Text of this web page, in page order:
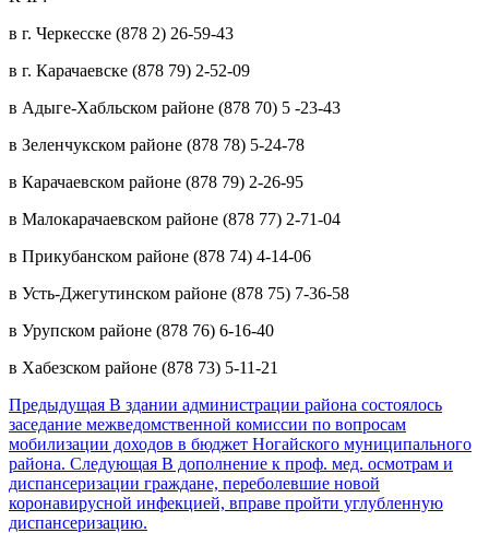
в г. Черкесске (878 2) 26-59-43
в г. Карачаевске (878 79) 2-52-09
в Адыге-Хабльском районе (878 70) 5 -23-43
в Зеленчукском районе (878 78) 5-24-78
в Карачаевском районе (878 79) 2-26-95
в Малокарачаевском районе (878 77) 2-71-04
в Прикубанском районе (878 74) 4-14-06
в Усть-Джегутинском районе (878 75) 7-36-58
в Урупском районе (878 76) 6-16-40
в Хабезском районе (878 73) 5-11-21
Предыдущая В здании администрации района состоялось
заседание межведомственной комиссии по вопросам
мобилизации доходов в бюджет Ногайского муниципального
района. Следующая В дополнение к проф. мед. осмотрам и
диспансеризации граждане, переболевшие новой
коронавирусной инфекцией, вправе пройти углубленную
диспансеризацию.